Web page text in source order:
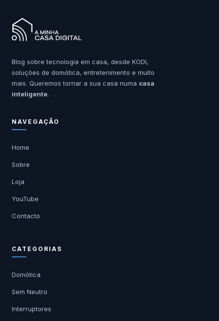
Blog sobre tecnologia em casa, desde KODI,
soluções de domótica, entretenimento e muito
mais. Queremos tornar a sua casa numa casa
inteligente.
NAVEGAÇÃO
Home
Sobre
Loja
YouTube
Contacto
CATEGORIAS
Domótica
Sem Neutro
Interruptores